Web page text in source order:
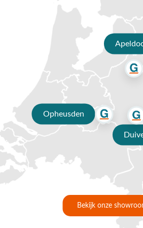
rechts. Hiermee kan je perfect
zon. Ook zorgt het ervoor dat je
nooit hoeft te verplaatsen. Het frame
voorzien van een antraciet coating.
is uitgevoerd in de kleur Faded black.
Platinum Challenger T2 zijn voorzien
zorgen ervoor dat het parasoldoek
staan. De Challenger T2 heeft een
parasoldoek is gemaakt van
garen gekleurd. Het doek heeft een
betekend dat de eerste zichtbare
dagen in de volle zon zichtbaar zal zijn.
van een parasoldoek met stofklasse 4
*UPF is de waarde die uitdrukt in
parasoldoek UV-straling doorlaat.
een betekenis aan de UPF waarde.
UPF Waarde Bescherming
Opheusden
Bekijk onze